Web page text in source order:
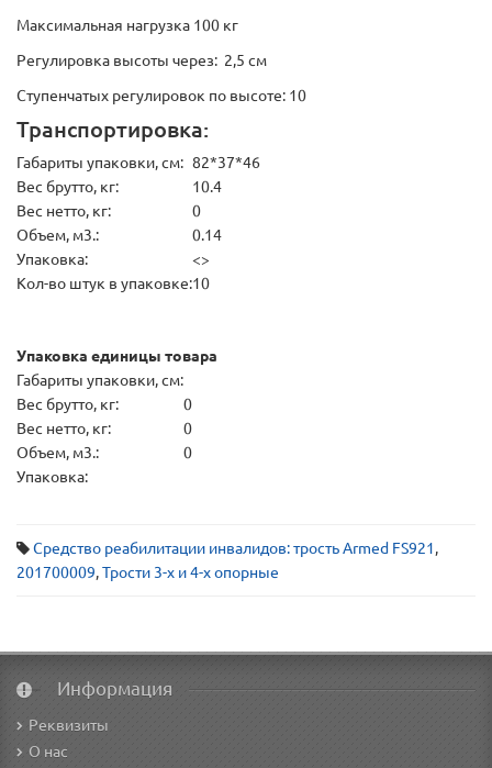
Максимальная нагрузка 100 кг
Регулировка высоты через: 2,5 см
Ступенчатых регулировок по высоте: 10
Транспортировка:
Габариты упаковки, см: 82*37*46
Вес брутто, кг:
10.4
Вес нетто, кг:
0
Объем, м3.:
0.14
Упаковка:
<>
Кол-во штук в упаковке:10
Упаковка единицы товара
Габариты упаковки, см:
Вес брутто, кг:
0
Вес нетто, кг:
0
Объем, м3.:
0
Упаковка:
Средство реабилитации инвалидов: трость Armed FS921,
201700009,Трости 3-х и 4-х опорные
Информация
Реквизиты
О нас